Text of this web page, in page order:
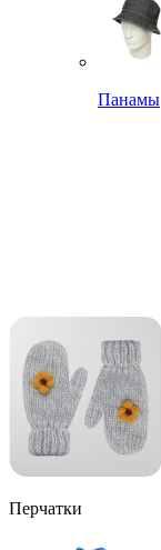
Панамы
Перчатки